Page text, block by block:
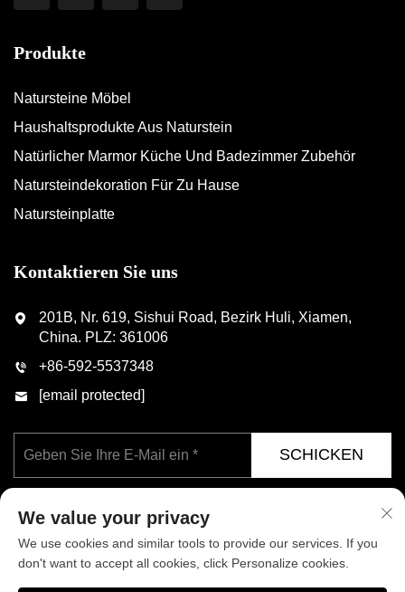
Produkte
Natursteine Möbel
Haushaltsprodukte Aus Naturstein
Natürlicher Marmor Küche Und Badezimmer Zubehör
Natursteindekoration Für Zu Hause
Natursteinplatte
Kontaktieren Sie uns
201B, Nr. 619, Sishui Road, Bezirk Huli, Xiamen,
China. PLZ: 361006
+86-592-5537348
[email protected]
SCHICKEN
We value your privacy
We use cookies and similar tools to provide our services. If you
don't want to accept all cookies, click Personalize cookies.